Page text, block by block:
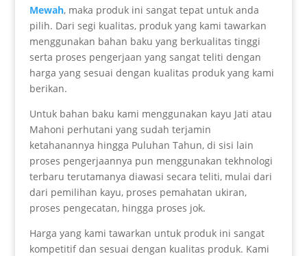
Mewah, maka produk ini sangat tepat untuk anda
pilih. Dari segi kualitas, produk yang kami tawarkan
menggunakan bahan baku yang berkualitas tinggi
serta proses pengerjaan yang sangat teliti dengan
harga yang sesuai dengan kualitas produk yang kami
berikan.
Untuk bahan baku kami menggunakan kayu Jati atau
Mahoni perhutani yang sudah terjamin
ketahanannya hingga Puluhan Tahun, di sisi lain
proses pengerjaannya pun menggunakan tekhnologi
terbaru terutamanya diawasi secara teliti, mulai dari
dari pemilihan kayu, proses pemahatan ukiran,
proses pengecatan, hingga proses jok.
Harga yang kami tawarkan untuk produk ini sangat
kompetitif dan sesuai dengan kualitas produk. Kami